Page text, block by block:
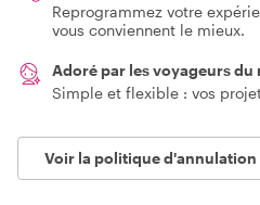
Reprogrammez votre
vous conviennent le mieux.
Adoré par les voyageurs du
Simple et flexible : vos
Voir la politique d'annulation